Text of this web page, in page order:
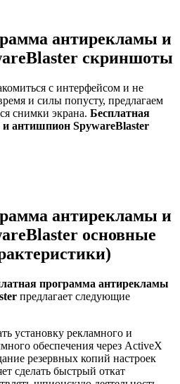
антирекламы и
скриншоты
с интерфейсом и не
и силы попусту, предлагаем
снимки экрана. Бесплатная
антишпион SpywareBlaster
антирекламы и
основные
программа антирекламы
предлагает следующие
установку рекламного и
обеспечения через ActiveX
резервных копий настроек
сделать быстрый откат